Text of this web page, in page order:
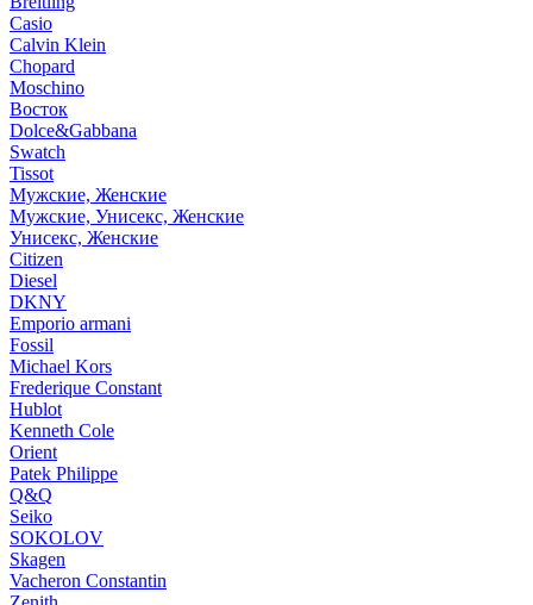
Casio
Calvin Klein
Chopard
Moschino
Восток
Dolce&Gabbana
Swatch
Tissot
Мужские, Женские
Мужские, Унисекс, Женские
Унисекс, Женские
Citizen
Diesel
DKNY
Emporio armani
Fossil
Michael Kors
Frederique Constant
Hublot
Kenneth Cole
Orient
Patek Philippe
Q&Q
Seiko
SOKOLOV
Skagen
Vacheron Constantin